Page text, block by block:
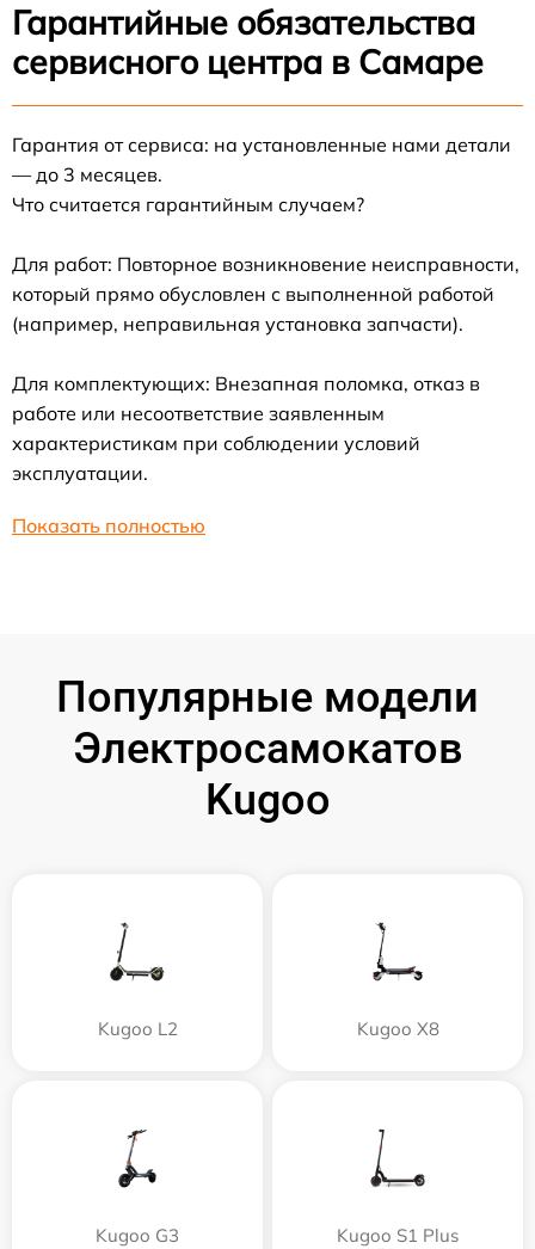
Гарантийные обязательства
сервисного центра в Самаре
Гарантия от сервиса: на установленные нами детали
— до 3 месяцев.
Что считается гарантийным случаем?
Для работ: Повторное возникновение неисправности,
который прямо обусловлен с выполненной работой
(например, неправильная установка запчасти).
Для комплектующих: Внезапная поломка, отказ в
работе или несоответствие заявленным
характеристикам при соблюдении условий
эксплуатации.
Показать полностью
Популярные модели
Электросамокатов
Kugoo
Kugoo L2 Kugoo X8
Kugoo G3 Kugoo S1 Plus